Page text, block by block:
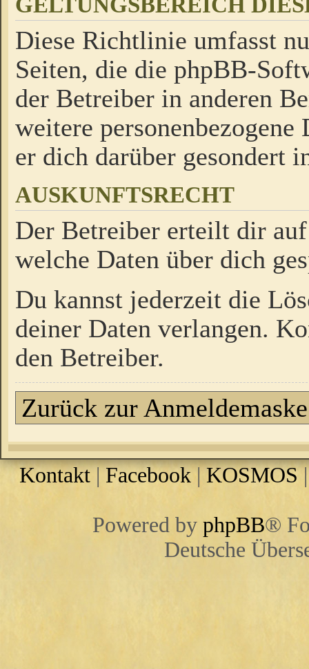
Diese Richtlinie umfasst
Seiten, die die phpBB-
der Betreiber in anderen
weitere
er dich darüber gesondert
AUSKUNFTSRECHT
Der Betreiber erteilt dir
welche Daten über dich
Du kannst jederzeit die
deiner Daten verlangen.
den Betreiber.
Zurück zur Anmeldemaske
Kontakt | Facebook| KOSMOS
Powered by phpBB®
Deutsche